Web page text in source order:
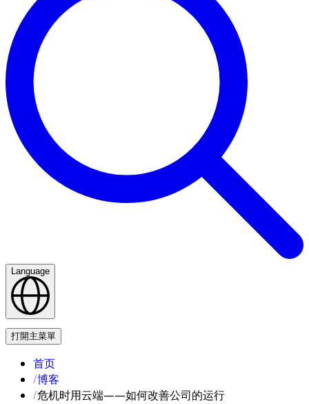
Language
打開主菜單
首页
博客
危机时用云端——如何改善公司的运行